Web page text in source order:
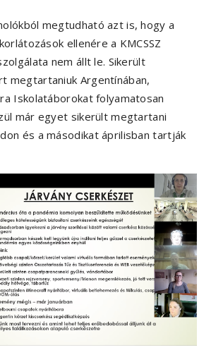
megtudható azt is, hogy a
ellenére a KMCSSZ
nem állt le. Sikerült
megtartaniuk Argentínában,
Iskolatáborokat folyamatosan
már egyet sikerült megtartani
és a másodikat áprilisban tartják